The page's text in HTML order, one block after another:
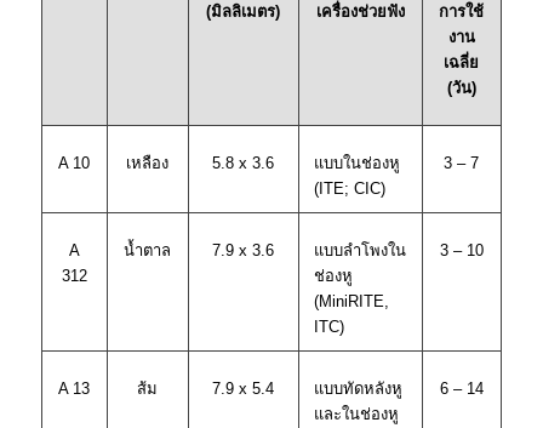
(มิลลิเมตร)
เครื่องช่วยฟัง
การใช้
งาน
เฉลี่ย
(วัน)
A 10 เหลือง 5.8 x 3.6
แบบในช่องหู
(ITE; CIC)
3 – 7
A
312
น้ำตาล 7.9 x 3.6
แบบลำโพงใน
ช่องหู
(MiniRITE,
ITC)
3 – 10
A 13 ส้ม 7.9 x 5.4
แบบทัดหลังหู
และในช่องหู
6 – 14